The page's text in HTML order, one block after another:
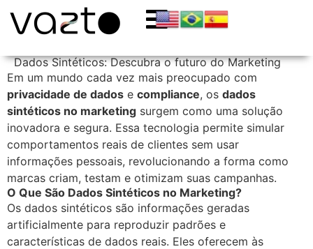
Dados Sintéticos: Descubra o futuro do Marketing
Em um mundo cada vez mais preocupado com
privacidade de dados e compliance, os dados
sintéticos no marketing surgem como uma solução
inovadora e segura. Essa tecnologia permite simular
comportamentos reais de clientes sem usar
informações pessoais, revolucionando a forma como
marcas criam, testam e otimizam suas campanhas.
O Que São Dados Sintéticos no Marketing?
Os dados sintéticos são informações geradas
artificialmente para reproduzir padrões e
características de dados reais. Eles oferecem às